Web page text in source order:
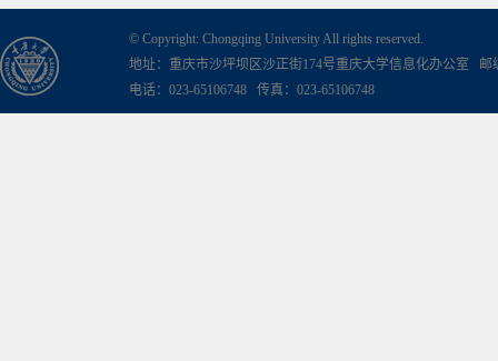
© Copyright: Chongqing University All rights reserved.
地址：重庆市沙坪坝区沙正街174号重庆大学信息化办公室 邮
电话：023-65106748 传真：023-65106748